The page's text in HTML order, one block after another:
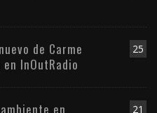
25
de Carme
InOutRadio
21
en